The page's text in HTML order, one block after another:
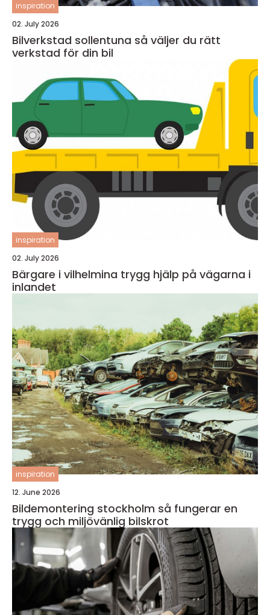
inspiration
02. July 2026
Bilverkstad sollentuna så väljer du rätt
verkstad för din bil
inspiration
02. July 2026
Bärgare i vilhelmina trygg hjälp på vägarna i
inlandet
inspiration
12. June 2026
Bildemontering stockholm så fungerar en
trygg och miljövänlig bilskrot